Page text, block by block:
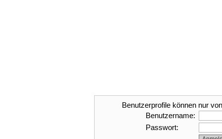
Benutzerprofile können nur
Benutzername:
Passwort: